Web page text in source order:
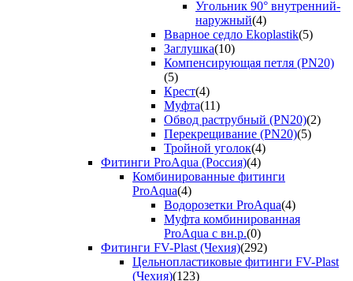
Угольник 90° внутренний-
наружный(4)
Вварное седло Ekoplastik(5)
Заглушка(10)
Компенсирующая петля (PN20)
(5)
Крест(4)
Муфта(11)
Обвод раструбный (PN20)(2)
Перекрещивание (PN20)(5)
Тройной уголок(4)
Фитинги ProAqua (Россия)(4)
Комбинированные фитинги
ProAqua(4)
Водорозетки ProAqua(4)
Муфта комбинированная
ProAqua с вн.р.(0)
Фитинги FV-Plast (Чехия)(292)
Цельнопластиковые фитинги FV-Plast
(Чехия)(123)